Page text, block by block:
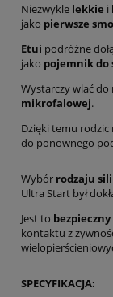
Niezwykle lekkie i
jako pierwsze
Etui podróżne
jako pojemnik do
Wystarczy wlać
mikrofalowej.
Dzięki temu rodzic
do ponownego
Wybór rodzaju
Ultra Start był
Jest to
kontaktu z
SPECYFIKACJA: